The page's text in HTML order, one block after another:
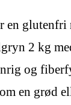
en glutenfri
2 kg
og
en grød